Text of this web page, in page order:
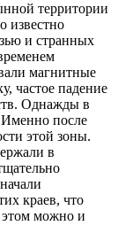
территории
известно
и странных
магнитные
частое падение
Однажды в
Именно после
этой зоны.
в
краев, что
этом можно и